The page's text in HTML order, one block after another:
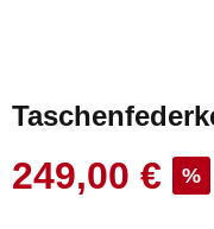
Verkaufspreis:
249,00 € %